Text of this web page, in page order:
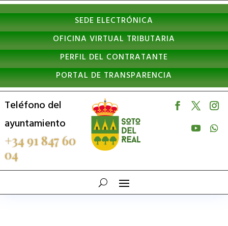
Nota:
este
sitio
web
incluye
un
sistema
de
accesibilidad.
SEDE ELECTRÓNICA
OFICINA VIRTUAL TRIBUTARIA
PERFIL DEL CONTRATANTE
PORTAL DE TRANSPARENCIA
Teléfono del
ayuntamiento
+34 91 847 60
04